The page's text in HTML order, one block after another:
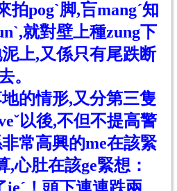
拍pogˋ脚,吂mangˊ知
就對壁上種zung下
上,又係只有尾跌断
。
的情形,又分第三隻
以後,不但不提高警
常高興的me在該緊
,心肚在該ge緊想：